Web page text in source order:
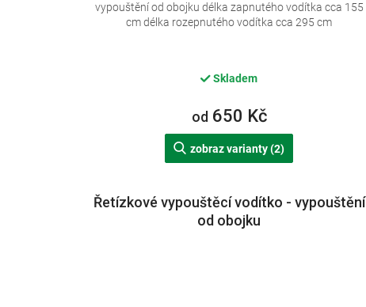
Skladem
od 650 Kč
zobraz varianty (2)
vypouštění od obojku délka zapnutého vodítka cca 155
cm délka rozepnutého vodítka cca 295 cm
Řetízkové vypouštěcí vodítko - vypouštění
od obojku